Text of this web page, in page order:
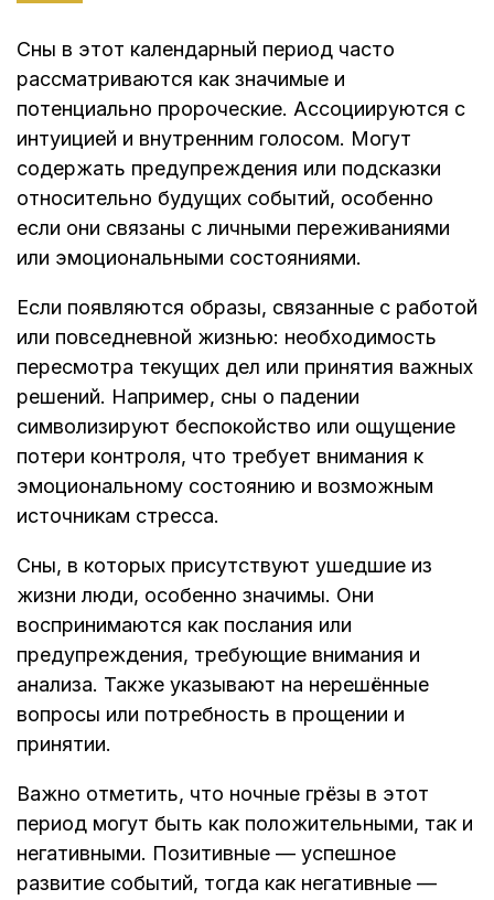
Сны в этот календарный период часто
рассматриваются как значимые и
потенциально пророческие. Ассоциируются с
интуицией и внутренним голосом. Могут
содержать предупреждения или подсказки
относительно будущих событий, особенно
если они связаны с личными переживаниями
или эмоциональными состояниями.
Если появляются образы, связанные с работой
или повседневной жизнью: необходимость
пересмотра текущих дел или принятия важных
решений. Например, сны о падении
символизируют беспокойство или ощущение
потери контроля, что требует внимания к
эмоциональному состоянию и возможным
источникам стресса. ​
Сны, в которых присутствуют ушедшие из
жизни люди, особенно значимы. Они
воспринимаются как послания или
предупреждения, требующие внимания и
анализа. Также указывают на нерешённые
вопросы или потребность в прощении и
принятии.
Важно отметить, что ночные грёзы в этот
период могут быть как положительными, так и
негативными. Позитивные — успешное
развитие событий, тогда как негативные —